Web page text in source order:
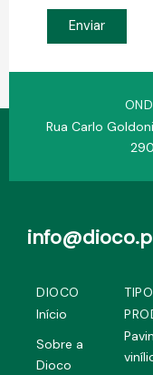
Rua Carlo
DIOCO
Início
Sobre a
Dioco